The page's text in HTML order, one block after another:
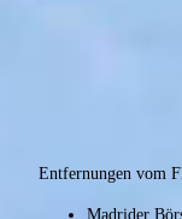
Entfernungen vom
Madrider